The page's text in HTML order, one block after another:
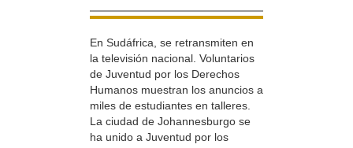
En Sudáfrica, se retransmiten en
la televisión nacional. Voluntarios
de Juventud por los Derechos
Humanos muestran los anuncios a
miles de estudiantes en talleres.
La ciudad de Johannesburgo se
ha unido a Juventud por los